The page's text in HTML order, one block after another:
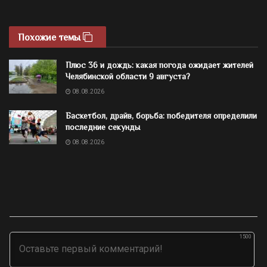
Похожие темы
Плюс 36 и дождь: какая погода ожидает жителей
Челябинской области 9 августа?
08.08.2026
Баскетбол, драйв, борьба: победителя определили
последние секунды
08.08.2026
1500